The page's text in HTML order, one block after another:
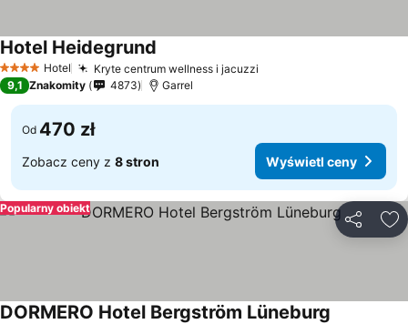
4 KategoriaHotel Kryte centrum wellness i jacuzzi
Hotel Heidegrund
9,1 Znakomity 4873 Garrel
Od 470 zł
Zobacz ceny z 8 stron Wyświetl ceny
Popularny obiekt
DORMERO Hotel Bergström Lüneburg